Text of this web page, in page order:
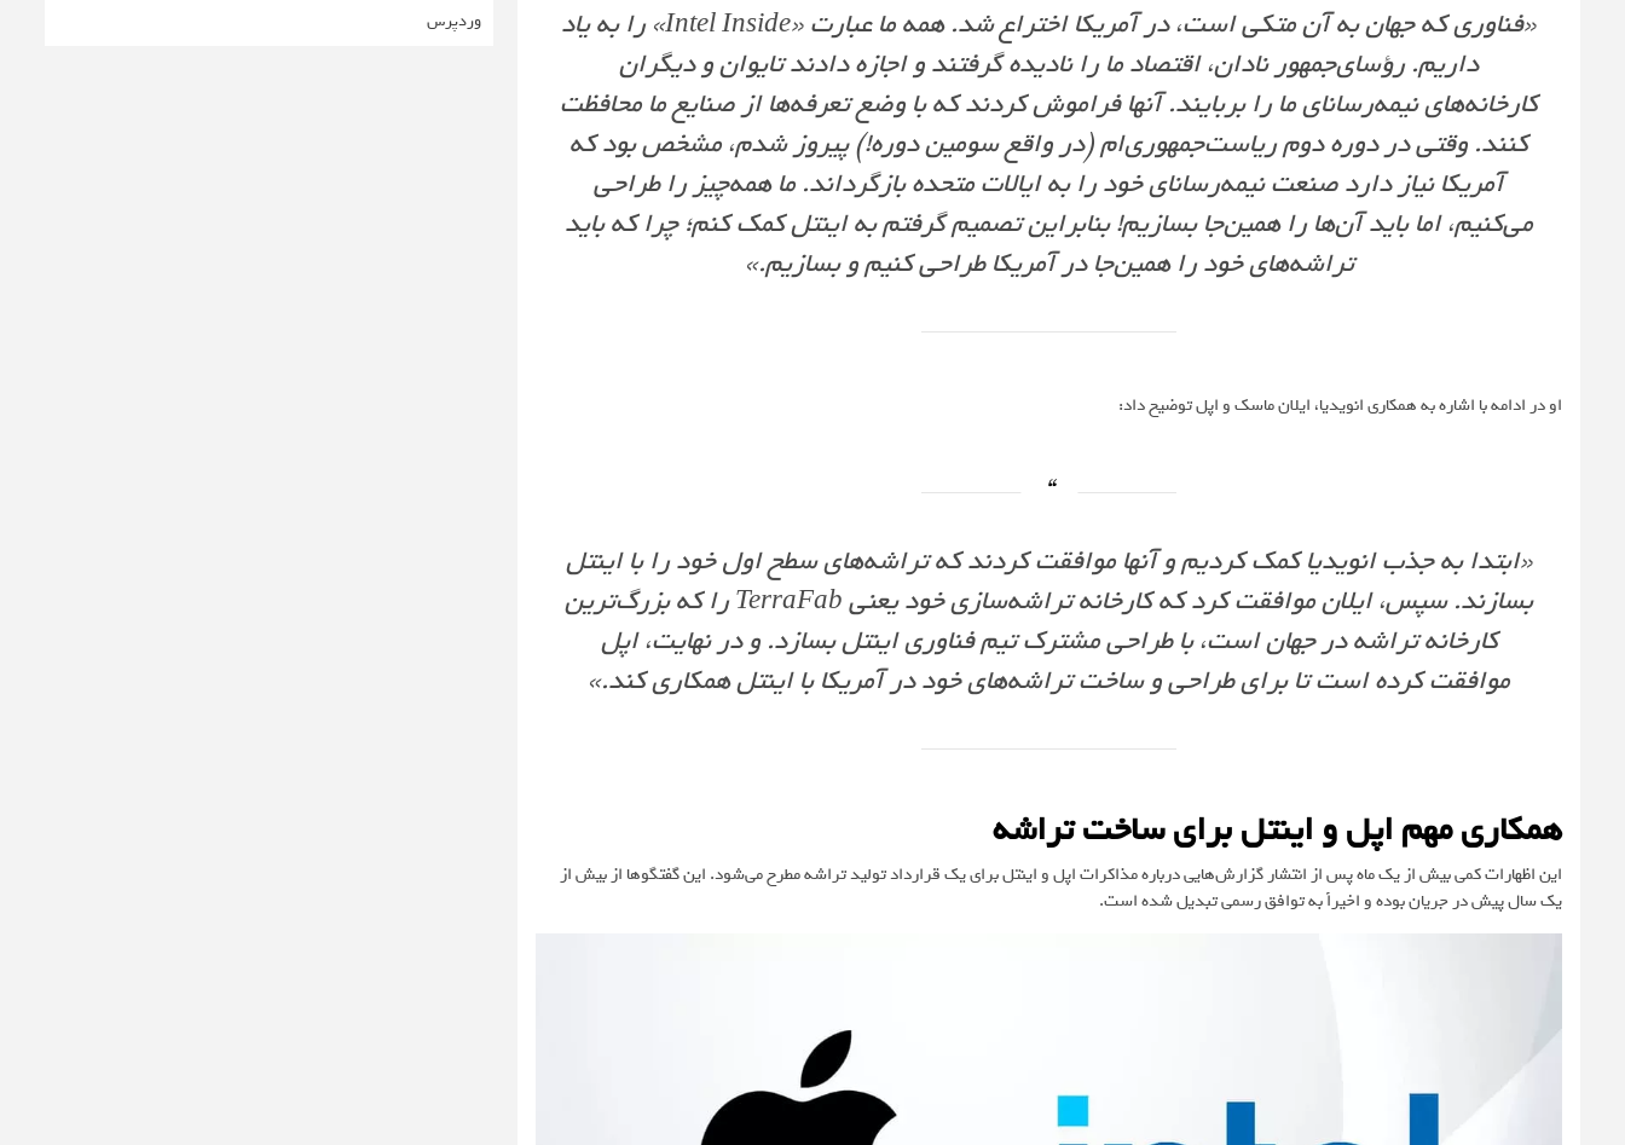
«فناوری که جهان به آن متکی است، در آمریکا اختراع شد. همه ما عبارت «Intel Inside» را به یاد
داریم. رؤسای‌جمهور نادان، اقتصاد ما را نادیده گرفتند و اجازه دادند تایوان و دیگران
کارخانه‌های نیمه‌رسانای ما را بربایند. آنها فراموش کردند که با وضع تعرفه‌ها از صنایع ما محافظت
کنند. وقتی در دوره دوم ریاست‌جمهوری‌ام (در واقع سومین دوره!) پیروز شدم، مشخص بود که
آمریکا نیاز دارد صنعت نیمه‌رسانای خود را به ایالات متحده بازگرداند. ما همه‌چیز را طراحی
می‌کنیم، اما باید آن‌ها را همین‌جا بسازیم! بنابراین تصمیم گرفتم به اینتل کمک کنم؛ چرا که باید
تراشه‌های خود را همین‌جا در آمریکا طراحی کنیم و بسازیم.»
او در ادامه با اشاره به همکاری انویدیا، ایلان ماسک و اپل توضیح داد:
«ابتدا به جذب انویدیا کمک کردیم و آنها موافقت کردند که تراشه‌های سطح اول خود را با اینتل
بسازند. سپس، ایلان موافقت کرد که کارخانه تراشه‌سازی خود یعنی TerraFab را که بزرگ‌ترین
کارخانه تراشه در جهان است، با طراحی مشترک تیم فناوری اینتل بسازد. و در نهایت، اپل
موافقت کرده است تا برای طراحی و ساخت تراشه‌های خود در آمریکا با اینتل همکاری کند.»
همکاری مهم اپل و اینتل برای ساخت تراشه
این اظهارات کمی بیش از یک ماه پس از انتشار گزارش‌هایی درباره مذاکرات اپل و اینتل برای یک قرارداد تولید تراشه مطرح می‌شود. این گفتگوها از بیش از
یک سال پیش در جریان بوده و اخیراً به توافق رسمی تبدیل شده است.
وردپرس